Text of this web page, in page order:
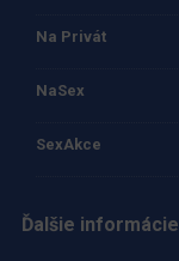
Na Privát
NaSex
SexAkce
Ďalšie informácie